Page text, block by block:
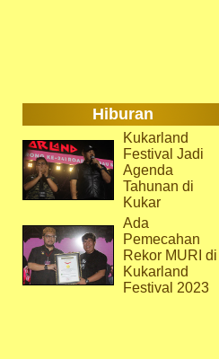
Hiburan
Kukarland
Festival Jadi
Agenda
Tahunan di
Kukar
Ada
Pemecahan
Rekor MURI di
Kukarland
Festival 2023